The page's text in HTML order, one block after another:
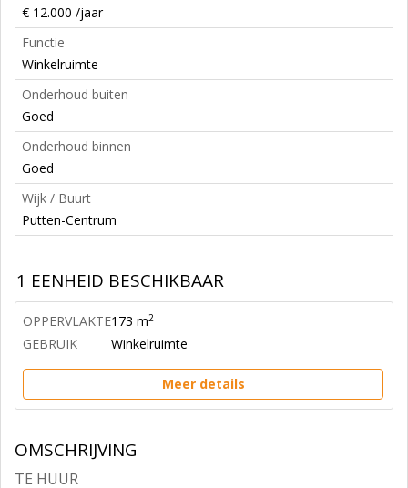
€ 12.000 /jaar
Functie
Winkelruimte
Onderhoud buiten
Goed
Onderhoud binnen
Goed
Wijk / Buurt
Putten-Centrum
1 EENHEID BESCHIKBAAR
OPPERVLAKTE173 m2
GEBRUIK Winkelruimte
Meer details
OMSCHRIJVING
TE HUUR